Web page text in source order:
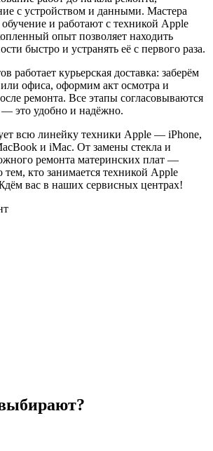
с устройством и данными. Мастера
обучение и работают с техникой Apple
опыт позволяет находить
быстро и устранять её с первого раза.
работает курьерская доставка: заберём
офиса, оформим акт осмотра и
ремонта. Все этапы согласовываются
это удобно и надёжно.
всю линейку техники Apple — iPhone,
и iMac. От замены стекла и
ремонта материнских плат —
тем, кто занимается техникой Apple
вас в наших сервисных центрах!